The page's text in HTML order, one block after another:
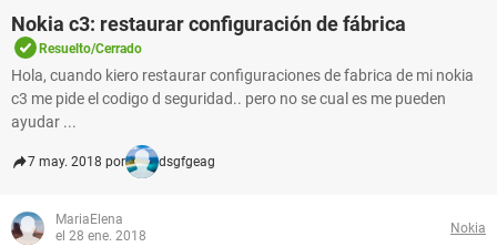
Nokia c3: restaurar configuración de fábrica
Resuelto/Cerrado
Hola, cuando kiero restaurar configuraciones de fabrica de mi nokia
c3 me pide el codigo d seguridad.. pero no se cual es me pueden
ayudar ...
7 may. 2018 por dsgfgeag
MariaElena
el 28 ene. 2018
Nokia